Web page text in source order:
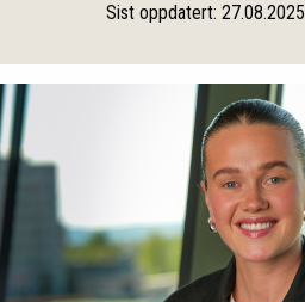
Sist oppdatert: 27.08.2025